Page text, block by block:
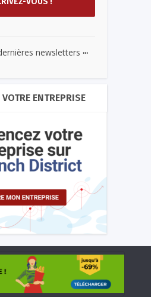
newsletters ...
ENTREPRISE